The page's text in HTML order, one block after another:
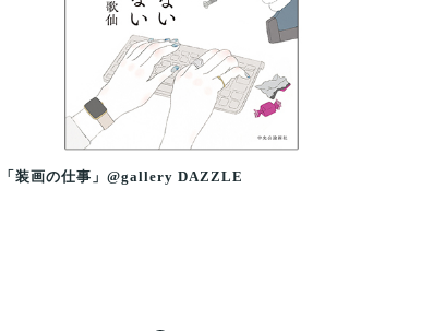
「装画の仕事」@gallery DAZZLE